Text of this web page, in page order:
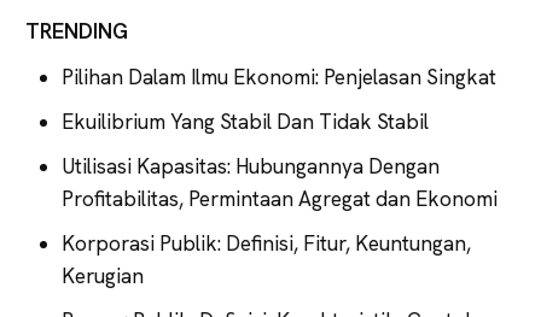
TRENDING
Pilihan Dalam Ilmu Ekonomi: Penjelasan Singkat
Ekuilibrium Yang Stabil Dan Tidak Stabil
Utilisasi Kapasitas: Hubungannya Dengan
Profitabilitas, Permintaan Agregat dan Ekonomi
Korporasi Publik: Definisi, Fitur, Keuntungan,
Kerugian